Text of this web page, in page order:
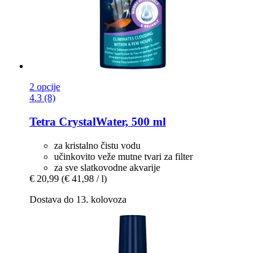
2 opcije
4.3 (8)
Tetra CrystalWater, 500 ml
za kristalno čistu vodu
učinkovito veže mutne tvari za filter
za sve slatkovodne akvarije
€ 20,99 (€ 41,98 / l)
Dostava do 13. kolovoza